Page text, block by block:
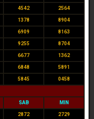
4542 2564
1378 8904
6909 8163
9255 8704
6677 1362
6848 5891
5845 0458
SAB MIN
2872 2729